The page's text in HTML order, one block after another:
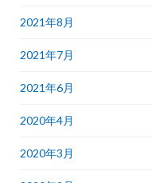
2021年8月
2021年7月
2021年6月
2020年4月
2020年3月